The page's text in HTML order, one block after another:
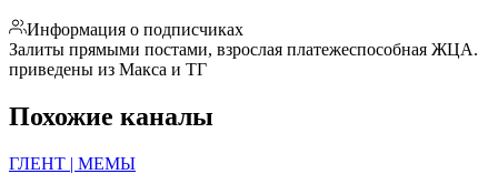
Информация о подписчиках
Залиты прямыми постами, взрослая платежеспособная ЖЦА.
приведены из Макса и ТГ
Похожие каналы
ГЛЕНТ | МЕМЫ